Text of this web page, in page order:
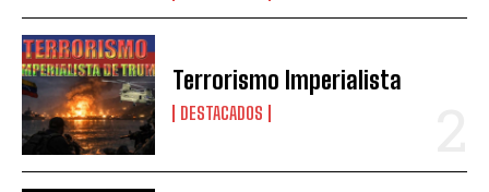
Terrorismo Imperialista
DESTACADOS